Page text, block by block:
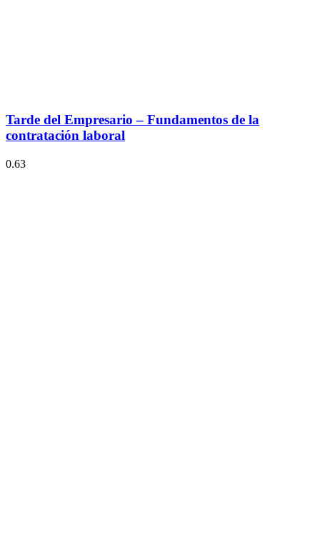
Tarde del Empresario – Fundamentos de la
contratación laboral